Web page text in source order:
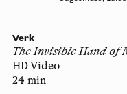
Verk
The Invisible Hand of
HD Video
24 min